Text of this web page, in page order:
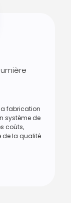
fabrication
système de
coûts,
de la qualité